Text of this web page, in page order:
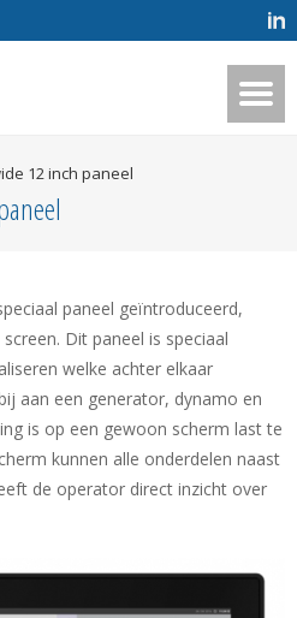
12 inch paneel
paneel geïntroduceerd,
Dit paneel is speciaal
welke achter elkaar
aan een generator, dynamo en
is op een gewoon scherm last te
kunnen alle onderdelen naast
de operator direct inzicht over